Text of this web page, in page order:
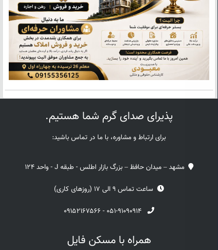
پذیرای صدای گرم شما هستیم.
برای ارتباط و مشاوره، با ما در تماس باشید:
مشهد – میدان حافظ – بزرگ بازار اطلس - طبقه J - واحد 124
ساعت تماس 9 الی 17 (روزهای کاری)
۰۵۱-۹۱۰۹۰۹۱۴ - ۰۹۱۵۲۱۶۷۵۶۶
همراه با مسکن فایل